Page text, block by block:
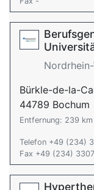
Bürkle-de-la-
44789 Bochum
Entfernung: 239 km
Telefon +49 (234)
Fax +49 (234)